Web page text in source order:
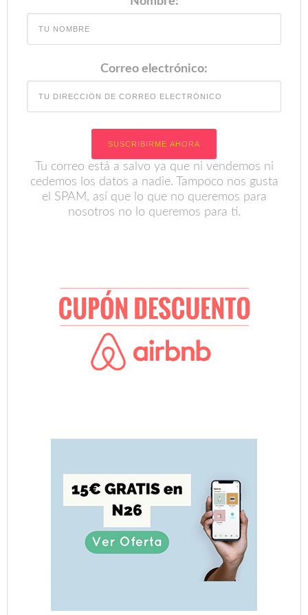
Correo electrónico:
Tu correo está a salvo ya que ni vendemos ni
cedemos los datos a nadie. Tampoco nos gusta
el SPAM, así que lo que no queremos para
nosotros no lo queremos para ti.